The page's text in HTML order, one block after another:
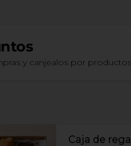
y canjealos por
Caja de